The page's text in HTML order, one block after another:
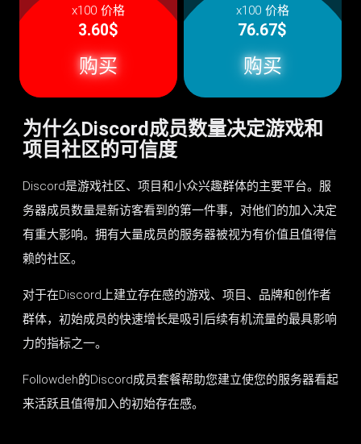
x100 价格
3.60$
购买
x100 价格
76.67$
购买
为什么Discord成员数量决定游戏和
项目社区的可信度
Discord是游戏社区、项目和小众兴趣群体的主要平台。服
务器成员数量是新访客看到的第一件事，对他们的加入决定
有重大影响。拥有大量成员的服务器被视为有价值且值得信
赖的社区。
对于在Discord上建立存在感的游戏、项目、品牌和创作者
群体，初始成员的快速增长是吸引后续有机流量的最具影响
力的指标之一。
Followdeh的Discord成员套餐帮助您建立使您的服务器看起
来活跃且值得加入的初始存在感。